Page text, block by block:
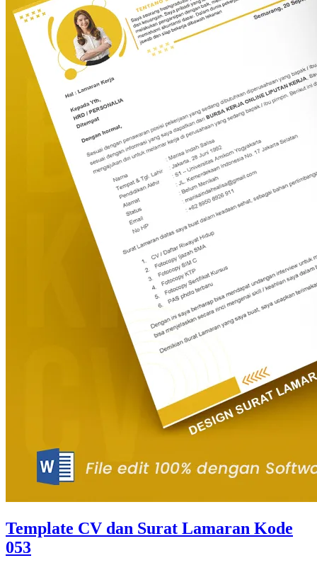
Template CV dan Surat Lamaran Kode
053